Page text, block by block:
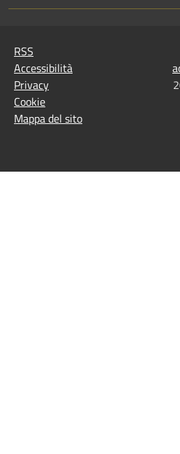
RSS
Accessibilità
Privacy
Cookie
Mappa del sito